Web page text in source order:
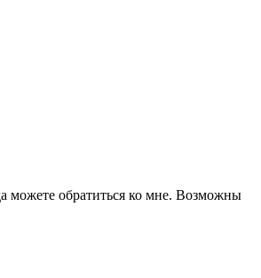
можете обратиться ко мне. Возможны